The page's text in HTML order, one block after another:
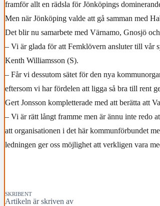
framför allt en rädsla för Jönköpings
Men när Jönköping valde att gå samman med
Det blir nu samarbete med Värnamo, Gnosjö
– Vi är glada för att Femklövern ansluter till vår
Kenth Williamsson (S).
– Får vi dessutom sätet för den nya
eftersom vi har fördelen att ligga så bra till rent
Gert Jonsson kompletterade med att berätta att
– Vi är rätt långt framme men är ännu inte redo
att organisationen i det här kommunförbundet
ledningen ger oss möjlighet att verkligen vara
SKRIBENT
Artikeln är skriven av